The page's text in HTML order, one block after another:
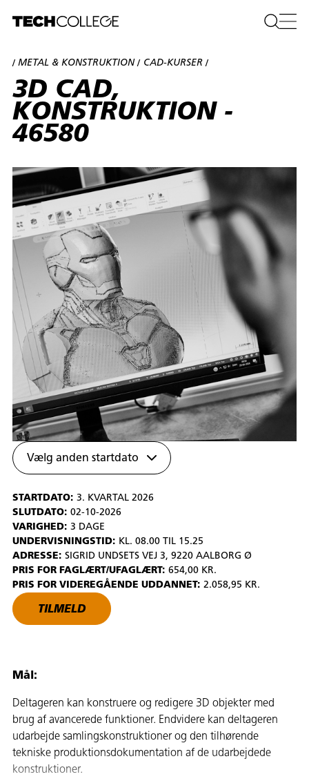
Vælg anden startdato
STARTDATO: 3. KVARTAL 2026
SLUTDATO: 02-10-2026
VARIGHED: 3 DAGE
UNDERVISNINGSTID: KL. 08.00 TIL 15.25
ADRESSE: SIGRID UNDSETS VEJ 3, 9220 AALBORG Ø
PRIS FOR FAGLÆRT/UFAGLÆRT: 654,00 KR.
PRIS FOR VIDEREGÅENDE UDDANNET: 2.058,95 KR.
TILMELD
/METAL & KONSTRUKTION / CAD-KURSER /
3D CAD,
KONSTRUKTION -
46580
Mål:
Deltageren kan konstruere og redigere 3D objekter med
brug af avancerede funktioner. Endvidere kan deltageren
udarbejde samlingskonstruktioner og den tilhørende
tekniske produktionsdokumentation af de udarbejdede
konstruktioner.